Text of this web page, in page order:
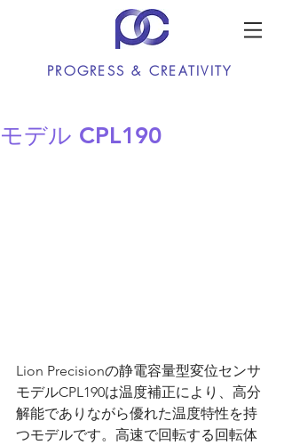
PROGRESS & CREATIVITY
モデル CPL190
Lion Precisionの静電容量型変位センサ
モデルCPL190は温度補正により、高分
解能でありながら優れた温度特性を持
つモデルです。高速で回転する回転体